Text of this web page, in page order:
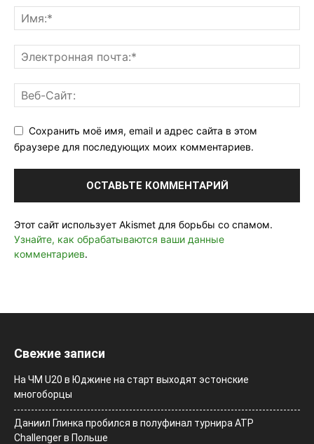
Сохранить моё имя, email и адрес сайта в этом
браузере для последующих моих комментариев.
Этот сайт использует Akismet для борьбы со спамом.
Узнайте, как обрабатываются ваши данные
комментариев.
Свежие записи
На ЧМ U20 в Юджине на старт выходят эстонские
многоборцы
Даниил Глинка пробился в полуфинал турнира ATP
Challenger в Польше